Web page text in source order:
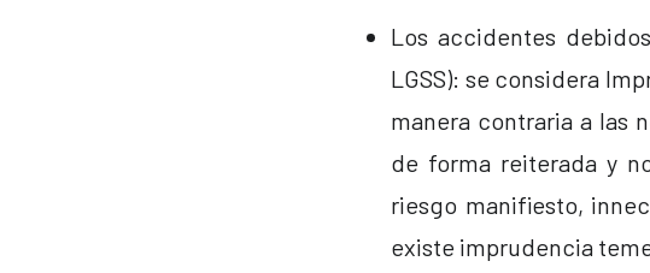
Los accidentes
LGSS): se considera
manera contraria a las
de forma reiterada y
riesgo manifiesto,
existe imprudencia